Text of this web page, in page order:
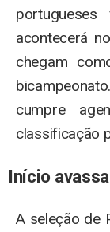
acontecerá
chegam
cumpre
classificação
Início
A seleção de